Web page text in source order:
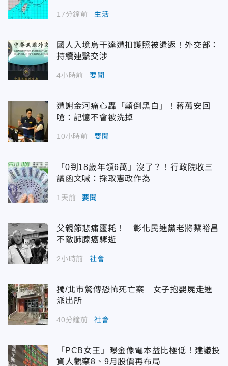
17分鐘前 生活
國人入境烏干達遭扣護照被遣返！外交部：
持續連繫交涉
4小時前 要聞
遭謝金河痛心轟「顛倒黑白」！蔣萬安回
嗆：記憶不會被洗掉
10小時前 要聞
「0到18歲年領6萬」沒了？！行政院收三
讀函文喊：採取憲政作為
1天前 要聞
父親節悲痛噩耗！ 彰化民進黨老將蔡裕昌
不敵肺腺癌驟逝
2小時前 社會
獨/北市驚傳恐怖死亡案 女子抱嬰屍走進
派出所
40分鐘前 社會
「PCB女王」曝金像電本益比極低！建議投
資人觀察8、9月股價再布局